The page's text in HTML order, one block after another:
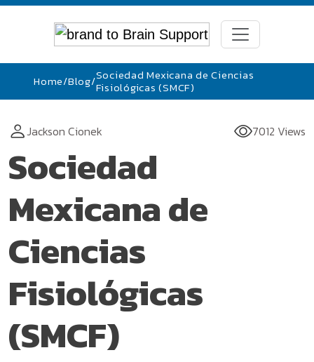
Home/Blog/Sociedad Mexicana de Ciencias
Fisiológicas (SMCF)
Jackson Cionek 7012 Views
Sociedad
Mexicana de
Ciencias
Fisiológicas
(SMCF)